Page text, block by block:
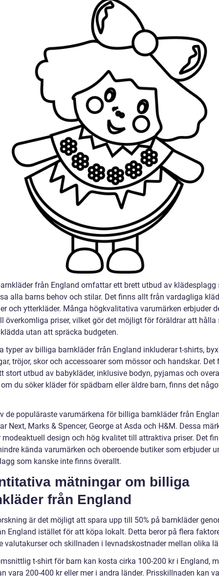
från England omfattar ett brett utbud av klädesplagg
alla barns behov och stilar. Det finns allt från vardagliga
och ytterkläder. Många högkvalitativa varumärken erbjuder
överkomliga priser, vilket gör det möjligt för föräldrar att hålla
utan att spräcka budgeten.
typer av billiga barnkläder från England inkluderar t-shirts,
tröjor, skor och accessoarer som mössor och handskar. Det
stort utbud av babykläder, inklusive bodyn, pyjamas och
du söker kläder för spädbarn eller äldre barn, finns det
de populäraste varumärkena för billiga barnkläder från
Next, Marks & Spencer, George at Asda och H&M. Dessa
modeaktuell design och hög kvalitet till attraktiva priser. Det
kända varumärken och oberoende butiker som erbjuder
som kanske inte finns överallt.
mätningar om billiga
från England
är det möjligt att spara upp till 50% på barnkläder
England istället för att köpa lokalt. Detta beror på flera
valutakurser och skillnaden i levnadskostnader mellan olika
t-shirt för barn kan kosta cirka 100-200 kr i England,
vara 200-400 kr eller mer i andra länder. Prisskillnaden kan